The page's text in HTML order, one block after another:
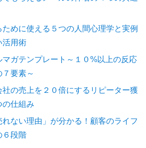
ために使える５つの人間心理学と実例
活用術
マガテンプレート～１０%以上の反応
要素～
社の売上を２０倍にするリピーター獲
の仕組み
れない理由」が分かる！顧客のライフ
６段階